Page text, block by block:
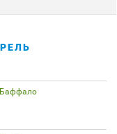
Баффало